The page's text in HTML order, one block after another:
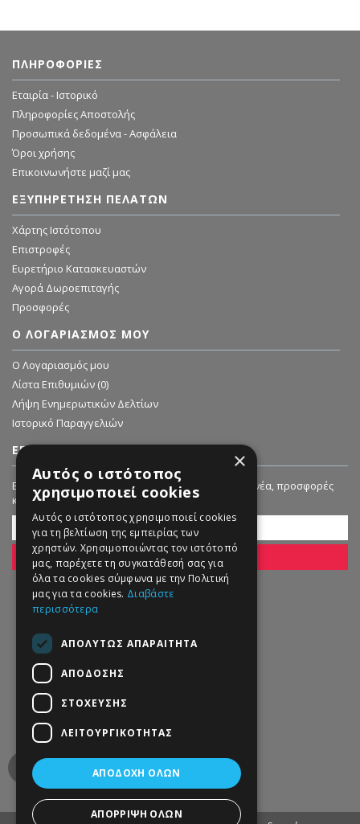
ΠΛΗΡΟΦΟΡΊΕΣ
Εταιρία - Ιστορικό
Πληροφορίες Αποστολής
Προσωπικά δεδομένα - Ασφάλεια
Όροι χρήσης
Επικοινωνήστε μαζί μας
ΕΞΥΠΗΡΈΤΗΣΗ ΠΕΛΑΤΏΝ
Χάρτης Ιστότοπου
Επιστροφές
Ευρετήριο Κατασκευαστών
Αγορά Δωροεπιταγής
Προσφορές
Ο ΛΟΓΑΡΙΑΣΜΌΣ ΜΟΥ
O Λογαριασμός μου
Λίστα Επιθυμιών (0)
Λήψη Ενημερωτικών Δελτίων
Ιστορικό Παραγγελιών
ΕΓΓΡΑΦΗ ΣΤΟ NEWSLETTER
Εγγραφείτε στο Newsletter μας για να λαμβάνετε νέα, προσφορές
και εκπτώσεις!
ΕΓΓΡΑΦΗ
×
Αυτός ο ιστότοπος
χρησιμοποιεί cookies
Αυτός ο ιστότοπος χρησιμοποιεί cookies
για τη βελτίωση της εμπειρίας των
χρηστών. Χρησιμοποιώντας τον ιστότοπό
μας, παρέχετε τη συγκατάθεσή σας για
όλα τα cookies σύμφωνα με την Πολιτική
μας για τα cookies. Διαβάστε
περισσότερα
ΑΠΟΛΎΤΩΣ ΑΠΑΡΑΊΤΗΤΑ
ΑΠΌΔΟΣΗΣ
ΣΤΌΧΕΥΣΗΣ
ΛΕΙΤΟΥΡΓΙΚΌΤΗΤΑΣ
ΑΠΟΔΟΧΉ ΌΛΩΝ
ΑΠΌΡΡΙΨΗ ΌΛΩΝ